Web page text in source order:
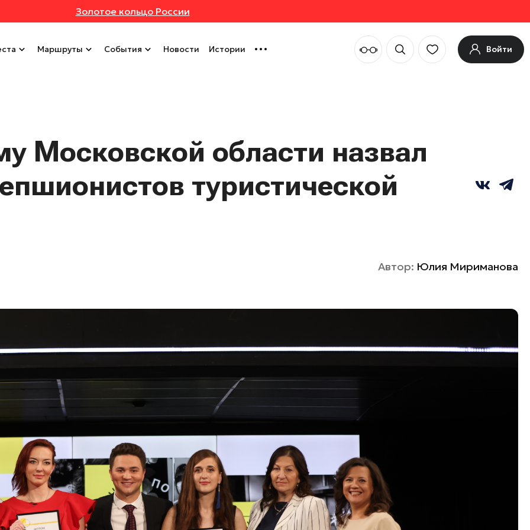
Золотое кольцо России
Маршруты События Новости Истории Войти
Московской области назвал
туристической
Автор: Юлия Мириманова